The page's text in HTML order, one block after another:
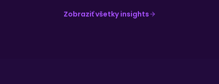
Zobraziť všetky insights